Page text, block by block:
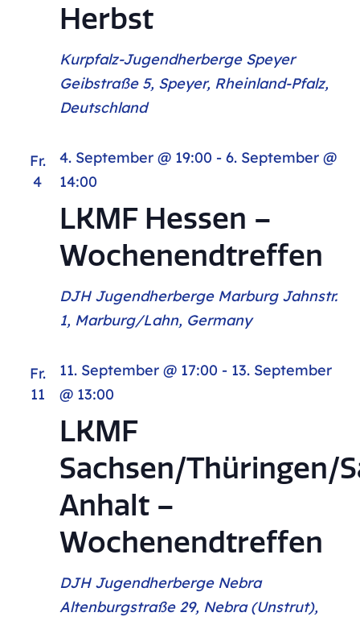
Herbst
Kurpfalz-Jugendherberge Speyer
Geibstraße 5, Speyer, Rheinland-Pfalz,
Deutschland
Fr.
4
LKMF Hessen –
Wochenendtreffen
4. September @ 19:00 - 6. September @
14:00
DJH Jugendherberge Marburg Jahnstr.
1, Marburg/Lahn, Germany
Fr.
11
LKMF
Sachsen/Thüringen/
Anhalt –
Wochenendtreffen
11. September @ 17:00 - 13. September
@ 13:00
DJH Jugendherberge Nebra
Altenburgstraße 29, Nebra (Unstrut),